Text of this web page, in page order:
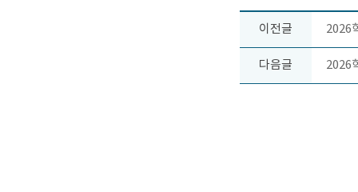
이전글 2026
다음글 2026